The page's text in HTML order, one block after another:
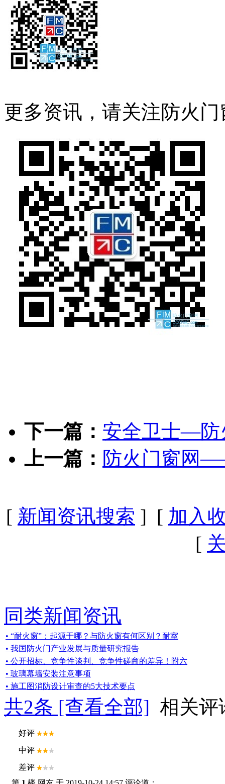
更多资讯，请关注防火
下一篇： 安全卫士—防
上一篇： 防火门窗网
[ 新闻资讯搜索 ] [ 加入
[
同类新闻资讯
• “耐火窗”：起源于哪？与防火窗有何区别？耐室
• 我国防火门产业发展与质量研究报告
• 公开招标、竞争性谈判、竞争性磋商的差异！附六
• 玻璃幕墙安装注意事项
• 施工图消防设计审查的5大技术要点
共2条 [查看全部] 相关评